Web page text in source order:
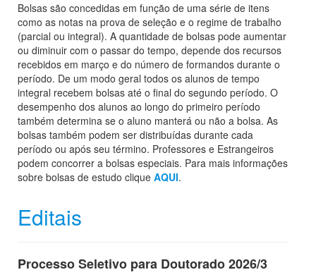
Bolsas são concedidas em função de uma série de itens
como as notas na prova de seleção e o regime de trabalho
(parcial ou integral). A quantidade de bolsas pode aumentar
ou diminuir com o passar do tempo, depende dos recursos
recebidos em março e do número de formandos durante o
período. De um modo geral todos os alunos de tempo
integral recebem bolsas até o final do segundo período. O
desempenho dos alunos ao longo do primeiro período
também determina se o aluno manterá ou não a bolsa. As
bolsas também podem ser distribuídas durante cada
período ou após seu término. Professores e Estrangeiros
podem concorrer a bolsas especiais. Para mais informações
sobre bolsas de estudo clique AQUI.
Editais
Processo Seletivo para Doutorado 2026/3